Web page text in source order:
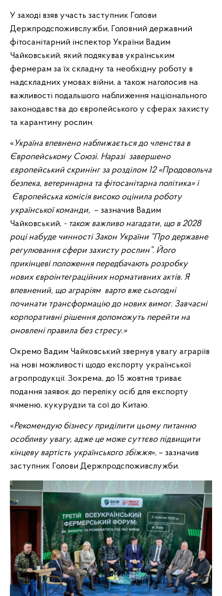
У заході взяв участь заступник Голови
Держпродспоживслужби, Головний державний
фітосанітарний інспектор України Вадим
Чайковський, який подякував українським
фермерам за їх складну та необхідну роботу в
надскладних умовах війни, а також наголосив на
важливості подальшого наближення національного
законодавства до європейського у сферах захисту
та карантину рослин.
«Україна впевнено наближається до членства в
Європейському Союзі. Наразі завершено
європейський скринінг за розділом 12 «Продовольча
безпека, ветеринарна та фітосанітарна політика» і
Європейська комісія високо оцінила роботу
української команди, – зазначив Вадим
Чайковський, - також важливо нагадати, що в 2028
році набуде чинності Закон України “Про державне
регулювання сфери захисту рослин”. Його
прикінцеві положення передбачають розробку
нових євроінтеграційних нормативних актів. Я
впевнений, що аграріям варто вже сьогодні
починати трансформацію до нових вимог. Завчасні
корпоративні рішення допоможуть перейти на
оновлені правила без стресу.»
Окремо Вадим Чайковський звернув увагу аграріїв
на нові можливості щодо експорту української
агропродукції. Зокрема, до 15 жовтня триває
подання заявок до переліку осіб для експорту
ячменю, кукурудзи та сої до Китаю.
«Рекомендую бізнесу приділити цьому питанню
особливу увагу, адже це може суттєво підвищити
кінцеву вартість українського збіжжя», – зазначив
заступник Голови Держпродспоживслужби.